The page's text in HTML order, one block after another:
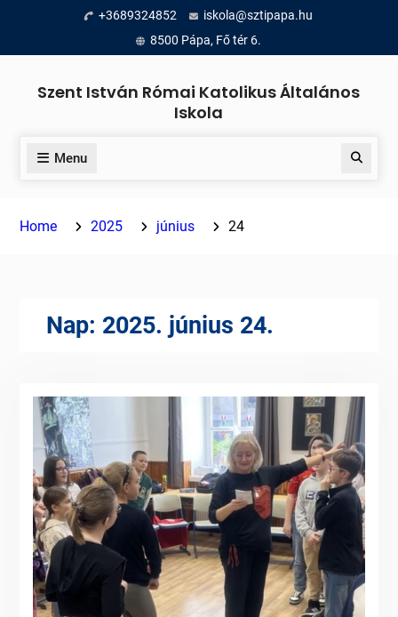
content
+3689324852
iskola@sztipapa.hu
8500 Pápa, Fő tér 6.
Szent István Római Katolikus Általános
Iskola
Menu Search
Home 2025 június 24
Nap: 2025. június 24.